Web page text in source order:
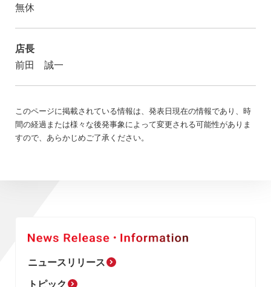
無休
店長
前田 誠一
このページに掲載されている情報は、発表日現在の情報であり、時
間の経過または様々な後発事象によって変更される可能性がありま
すので、あらかじめご了承ください。
ニュースリリース
トピック